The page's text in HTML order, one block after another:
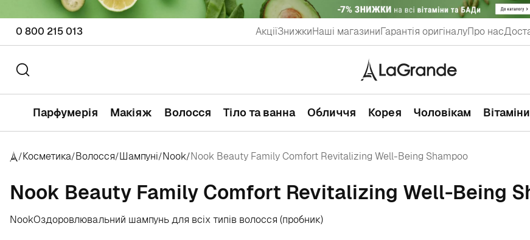
0 800 215 013 АкціїЗнижкиНаші магазиниГарантія оригіналуПро нас
Парфумерія Макіяж Волосся Тіло та ванна Обличчя Корея Чоловікам
/Косметика/Волосся/Шампуні/Nook/Nook Beauty Family Comfort Revitalizing Well-Being Shampoo
Nook Beauty Family Comfort Revitalizing Well-Being
NookОздоровлювальний шампунь для всіх типів волосся (пробник)